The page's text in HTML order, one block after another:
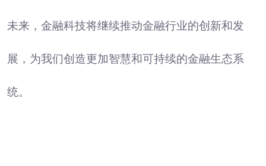
未来，金融科技将继续推动金融行业的创新和发
展，为我们创造更加智慧和可持续的金融生态系
统。